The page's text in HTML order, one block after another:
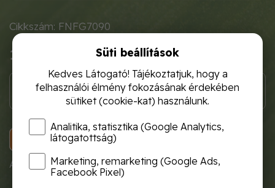
Cikkszám: FNFG7090
1 120 Ft
KOSÁRBA
A termék átmenetileg nem rendelhető!
Süti beállítások
Kedves Látogató! Tájékoztatjuk, hogy a
felhasználói élmény fokozásának érdekében
sütiket (cookie-kat) használunk.
Analitika, statisztika (Google Analytics,
látogatottság)
Marketing, remarketing (Google Ads,
Facebook Pixel)